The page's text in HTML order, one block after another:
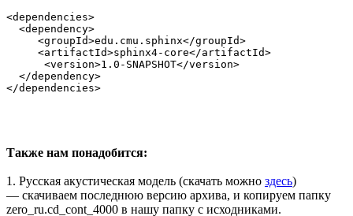
<dependencies>
  <dependency>
     <groupId>edu.cmu.sphinx</groupId>
     <artifactId>sphinx4-core</artifactId>
      <version>1.0-SNAPSHOT</version>
  </dependency>
Также нам понадобится:
1. Русская акустическая модель (скачать можно здесь)
— скачиваем последнюю версию архива, и копируем папку
zero_ru.cd_cont_4000 в нашу папку с исходниками.